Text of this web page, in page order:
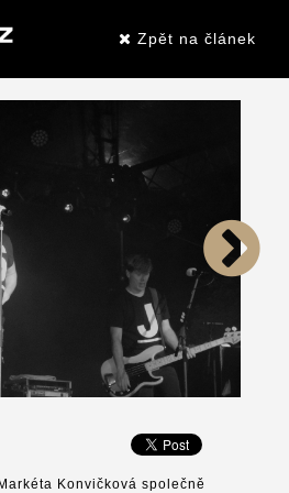
Zpět na článek
Konvičková společně